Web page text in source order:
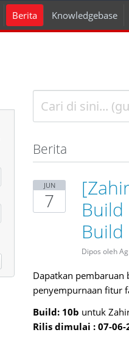
Berita Knowledgebase
Berita
JUN
7
Dipos oleh
Dapatkan
penyempurnaan fitur
Build: 10b untuk
Rilis dimulai : 07-06-